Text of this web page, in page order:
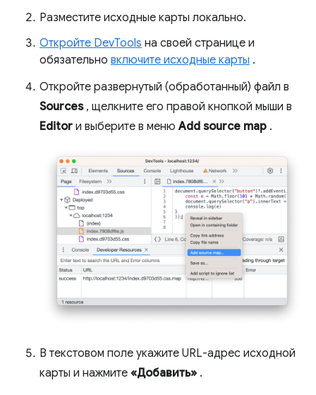
Разместите исходные карты локально.
Откройте DevTools на своей странице и
обязательно включите исходные карты .
Откройте развернутый (обработанный) файл в
Sources, щелкните его правой кнопкой мыши в
Editor и выберите в менюAdd source map .
В текстовом поле укажите URL-адрес исходной
карты и нажмите «Добавить» .